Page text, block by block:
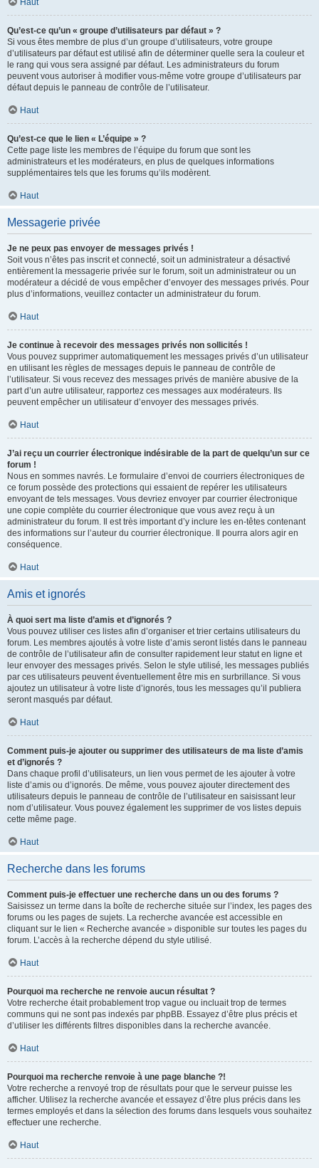
Haut
Qu’est-ce qu’un « groupe d’utilisateurs par défaut » ?
Si vous êtes membre de plus d’un groupe d’utilisateurs, votre groupe
d’utilisateurs par défaut est utilisé afin de déterminer quelle sera la couleur et
le rang qui vous sera assigné par défaut. Les administrateurs du forum
peuvent vous autoriser à modifier vous-même votre groupe d’utilisateurs par
défaut depuis le panneau de contrôle de l’utilisateur.
Haut
Qu’est-ce que le lien « L’équipe » ?
Cette page liste les membres de l’équipe du forum que sont les
administrateurs et les modérateurs, en plus de quelques informations
supplémentaires tels que les forums qu’ils modèrent.
Haut
Messagerie privée
Je ne peux pas envoyer de messages privés !
Soit vous n’êtes pas inscrit et connecté, soit un administrateur a désactivé
entièrement la messagerie privée sur le forum, soit un administrateur ou un
modérateur a décidé de vous empêcher d’envoyer des messages privés. Pour
plus d’informations, veuillez contacter un administrateur du forum.
Haut
Je continue à recevoir des messages privés non sollicités !
Vous pouvez supprimer automatiquement les messages privés d’un utilisateur
en utilisant les règles de messages depuis le panneau de contrôle de
l’utilisateur. Si vous recevez des messages privés de manière abusive de la
part d’un autre utilisateur, rapportez ces messages aux modérateurs. Ils
peuvent empêcher un utilisateur d’envoyer des messages privés.
Haut
J’ai reçu un courrier électronique indésirable de la part de quelqu’un sur ce
forum !
Nous en sommes navrés. Le formulaire d’envoi de courriers électroniques de
ce forum possède des protections qui essaient de repérer les utilisateurs
envoyant de tels messages. Vous devriez envoyer par courrier électronique
une copie complète du courrier électronique que vous avez reçu à un
administrateur du forum. Il est très important d’y inclure les en-têtes contenant
des informations sur l’auteur du courrier électronique. Il pourra alors agir en
conséquence.
Haut
Amis et ignorés
À quoi sert ma liste d’amis et d’ignorés ?
Vous pouvez utiliser ces listes afin d’organiser et trier certains utilisateurs du
forum. Les membres ajoutés à votre liste d’amis seront listés dans le panneau
de contrôle de l’utilisateur afin de consulter rapidement leur statut en ligne et
leur envoyer des messages privés. Selon le style utilisé, les messages publiés
par ces utilisateurs peuvent éventuellement être mis en surbrillance. Si vous
ajoutez un utilisateur à votre liste d’ignorés, tous les messages qu’il publiera
seront masqués par défaut.
Haut
Comment puis-je ajouter ou supprimer des utilisateurs de ma liste d’amis
et d’ignorés ?
Dans chaque profil d’utilisateurs, un lien vous permet de les ajouter à votre
liste d’amis ou d’ignorés. De même, vous pouvez ajouter directement des
utilisateurs depuis le panneau de contrôle de l’utilisateur en saisissant leur
nom d’utilisateur. Vous pouvez également les supprimer de vos listes depuis
cette même page.
Haut
Recherche dans les forums
Comment puis-je effectuer une recherche dans un ou des forums ?
Saisissez un terme dans la boîte de recherche située sur l’index, les pages des
forums ou les pages de sujets. La recherche avancée est accessible en
cliquant sur le lien « Recherche avancée » disponible sur toutes les pages du
forum. L’accès à la recherche dépend du style utilisé.
Haut
Pourquoi ma recherche ne renvoie aucun résultat ?
Votre recherche était probablement trop vague ou incluait trop de termes
communs qui ne sont pas indexés par phpBB. Essayez d’être plus précis et
d’utiliser les différents filtres disponibles dans la recherche avancée.
Haut
Pourquoi ma recherche renvoie à une page blanche ?!
Votre recherche a renvoyé trop de résultats pour que le serveur puisse les
afficher. Utilisez la recherche avancée et essayez d’être plus précis dans les
termes employés et dans la sélection des forums dans lesquels vous souhaitez
effectuer une recherche.
Haut